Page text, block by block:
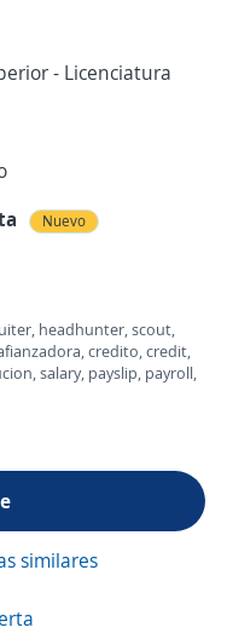
- Licenciatura
Nuevo
headhunter, scout,
credito, credit,
salary, payslip, payroll,
similares